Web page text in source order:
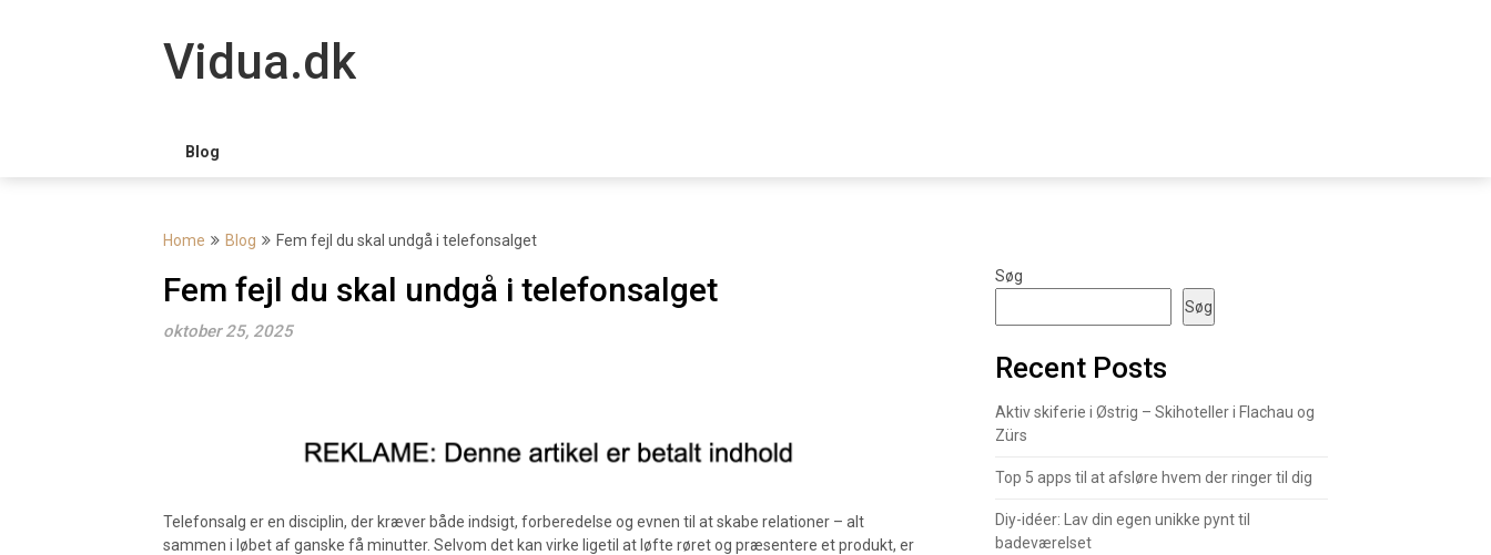
Vidua.dk
Blog
Home Blog Fem fejl du skal undgå i telefonsalget
Fem fejl du skal undgå i telefonsalget
oktober 25, 2025
Telefonsalg er en disciplin, der kræver både indsigt, forberedelse og evnen til at skabe relationer – alt
sammen i løbet af ganske få minutter. Selvom det kan virke ligetil at løfte røret og præsentere et produkt, er
Søg
Søg
Recent Posts
Aktiv skiferie i Østrig – Skihoteller i Flachau og
Zürs
Top 5 apps til at afsløre hvem der ringer til dig
Diy-idéer: Lav din egen unikke pynt til
badeværelset